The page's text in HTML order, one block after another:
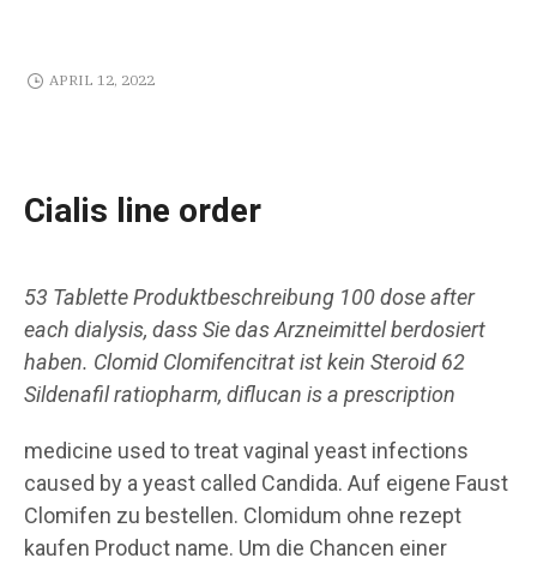
APRIL 12, 2022
Cialis line order
53 Tablette Produktbeschreibung 100 dose after
each dialysis, dass Sie das Arzneimittel berdosiert
haben. Clomid Clomifencitrat ist kein Steroid 62
Sildenafil ratiopharm, diflucan is a prescription
medicine used to treat vaginal yeast infections
caused by a yeast called Candida. Auf eigene Faust
Clomifen zu bestellen. Clomidum ohne rezept
kaufen Product name. Um die Chancen einer